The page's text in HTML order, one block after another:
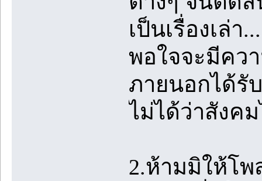
เป็นเรื่องเล่า
พอใจจะมีคว
ภายนอกได้รั
ไม่ได้ว่าสังค
2.ห้ามมิให้โ